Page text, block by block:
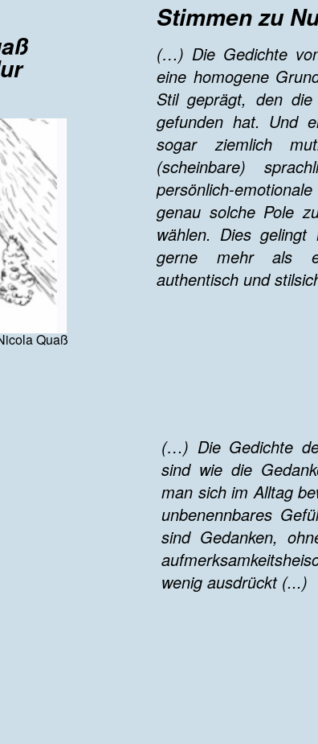
Quaß
Stimmen zu
(…) Die Gedichte
eine homogene
Stil geprägt, den
gefunden hat. Und
sogar ziemlich
(scheinbare)
persönlich-
genau solche Pole
wählen. Dies
gerne mehr als
authentisch und
(…) Die Gedichte
sind wie die
man sich im Alltag
unbenennbares
sind Gedanken,
wenig ausdrückt (...)